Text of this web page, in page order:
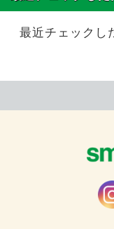
最近チェックし